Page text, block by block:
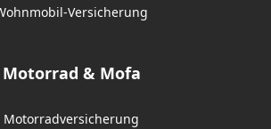
Versicherung
Motorrad & Mofa
Motorradversicherung